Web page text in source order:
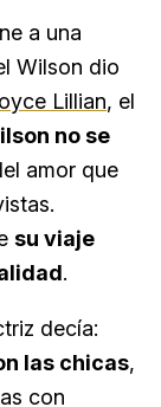
a una
Wilson dio
Lillian, el
no se
amor que
su viaje
.
decía:
las chicas,
con